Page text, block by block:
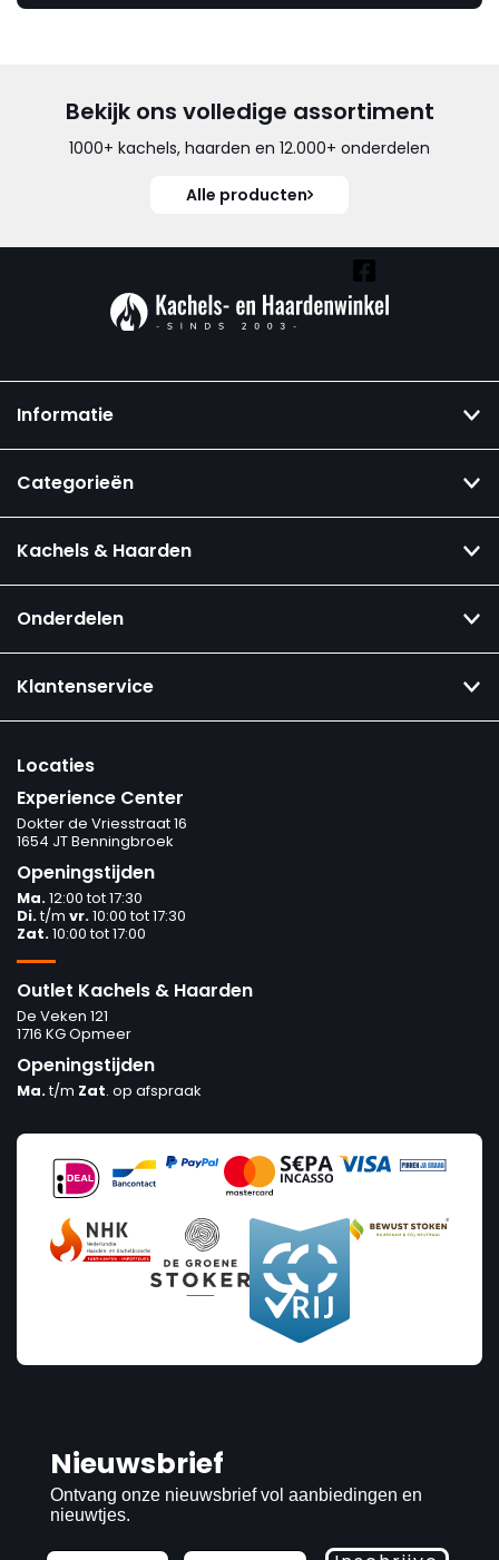
Bekijk ons volledige assortiment
1000+ kachels, haarden en 12.000+ onderdelen
Alle producten
Informatie
Categorieën
Kachels & Haarden
Onderdelen
Klantenservice
Locaties
Experience Center
Dokter de Vriesstraat 16
1654 JT Benningbroek
Openingstijden
Ma.12:00 tot 17:30
Di.t/m vr.10:00 tot 17:30
Zat.10:00 tot 17:00
Outlet Kachels & Haarden
De Veken 121
1716 KG Opmeer
Openingstijden
Ma.t/m Zat. op afspraak
Nieuwsbrief
Ontvang onze nieuwsbrief vol aanbiedingen en
nieuwtjes.